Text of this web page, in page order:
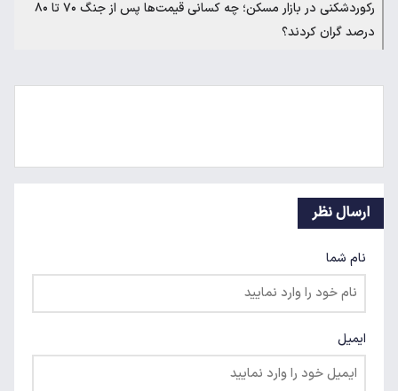
رکوردشکنی در بازار مسکن؛ چه کسانی قیمت‌ها پس از جنگ ۷۰ تا ۸۰
درصد گران کردند؟
ارسال نظر
نام شما
ایمیل